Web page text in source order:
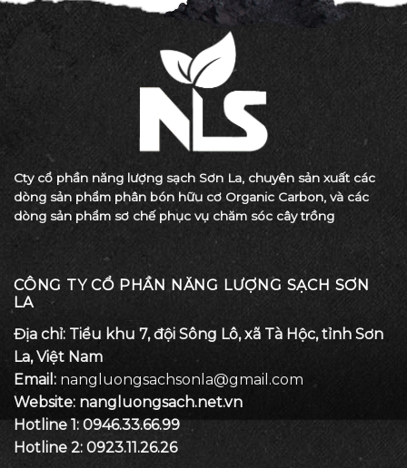
Cty cổ phần năng lượng sạch Sơn La, chuyên sản xuất các
dòng sản phẩm phân bón hữu cơ Organic Carbon, và các
dòng sản phẩm sơ chế phục vụ chăm sóc cây trồng
CÔNG TY CỔ PHẦN NĂNG LƯỢNG SẠCH SƠN
LA
Địa chỉ: Tiểu khu 7, đội Sông Lô, xã Tà Hộc, tỉnh Sơn
La, Việt Nam
Email: nangluongsachsonla@gmail.com
Website: nangluongsach.net.vn
Hotline 1:0946.33.66.99
Hotline 2: 0923.11.26.26